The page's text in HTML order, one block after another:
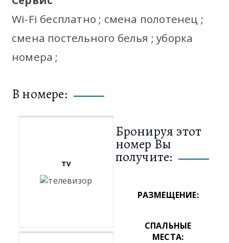
Wi-Fi бесплатно ; смена полотенец ;
смена постельного белья ; уборка
номера ;
В номере:
TV
Бронируя этот
номер Вы
получите:
РАЗМЕЩЕНИЕ:
СПАЛЬНЫЕ
МЕСТА: